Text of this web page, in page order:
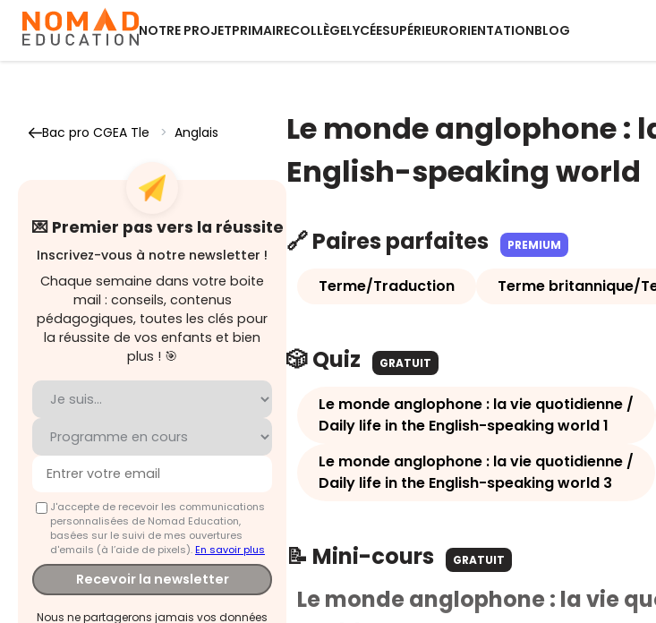
NOTRE PROJETPRIMAIRECOLLÈGELYCÉESUPÉRIEURORIENTATIONBLOG
Bac pro CGEA Tle > Anglais
💌 Premier pas vers la réussite
Inscrivez-vous à notre newsletter !
Chaque semaine dans votre boite
mail : conseils, contenus
pédagogiques, toutes les clés pour
la réussite de vos enfants et bien
plus ! 🎯
J'accepte de recevoir les communications
personnalisées de Nomad Education,
basées sur le suivi de mes ouvertures
d'emails (à l’aide de pixels).En savoir plus
Recevoir la newsletter
Nous ne partagerons jamais vos données
Le monde anglophone :
English-speaking world
🔗 Paires parfaites PREMIUM
Terme/Traduction Terme britannique/
🎲 Quiz GRATUIT
Le monde anglophone : la vie quotidienne /
Daily life in the English-speaking world 1
Le monde anglophone : la vie quotidienne /
Daily life in the English-speaking world 3
📝 Mini-cours GRATUIT
Le monde anglophone : la vie